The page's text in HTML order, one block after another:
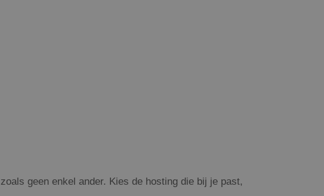
geen enkel ander. Kies de hosting die bij je past,